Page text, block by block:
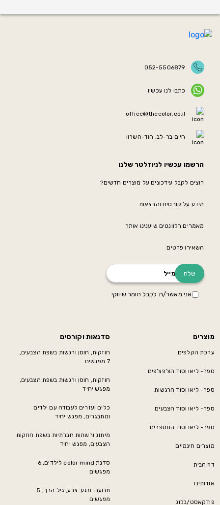
מוצרים
ערכת הקלפים
ספר- ליאו וסוד הצ’פצ’פים
ספר- ליאו וסוד הרגשות
ספר- ליאו וסוד הצבעים
ספר- ליאו וסוד המספרים
מוצרים חינמיים
דף הבית
אודותינו
פודקאסט/בלוג
סדנאות וקורסים
חוזקות, חוסן ורגשות בשפת הצבעים,
7 מפגשים
חוזקות, חוסן ורגשות בשפת הצבעים,
מפגש יחיד
כלים ועזרים לעבודה עם ילדים
ומתבגרים, מפגש יחיד
מיתוג ורשתות חברתיות בשפת חוזקות
הצבעים, מפגש יחיד
סדנת color mind לילדים, 6
מפגשים
תנועה. מגע. צבע, גיל הרך, 5
מפגשים
הרשמו עכשיו לניוזלטר שלנו
רוצים לקבל עידכונים על מוצרים חדשים?
מידע על קורסים והרצאות
מאמרים רלוונטים שיענינו אותך
השאירו פרטים
אני מאשר/ת לקבל חומר שיווקי
052-5506879
כתבו לנו עכשיו
office@thecolor.co.il
חיים בר-לב, הוד-השרון